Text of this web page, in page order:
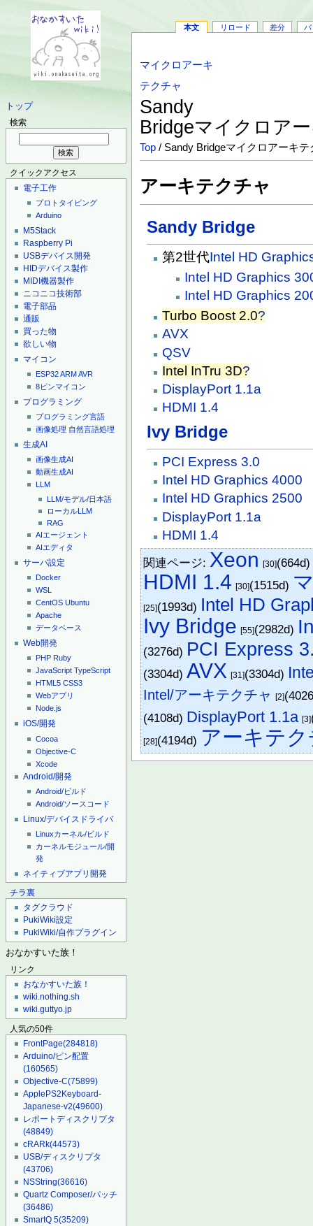
トップ
検索
クイックアクセス
電子工作
プロトタイピング
Arduino
M5Stack
Raspberry Pi
USBデバイス開発
HIDデバイス製作
MIDI機器製作
ニコニコ技術部
電子部品
通販
買った物
欲しい物
マイコン
ESP32ARMAVR
8ピンマイコン
プログラミング
プログラミング言語
画像処理 自然言語処理
生成AI
画像生成AI
動画生成AI
LLM
LLM/モデル/日本語
ローカルLLM
RAG
AIエージェント
AIエディタ
サーバ設定
Docker
WSL
CentOS Ubuntu
Apache
データベース
Web開発
PHP Ruby
JavaScript TypeScript
HTML5 CSS3
Webアプリ
Node.js
iOS/開発
Cocoa
Objective-C
Xcode
Android/開発
Android/ビルド
Android/ソースコード
Linux/デバイスドライバ
Linuxカーネル/ビルド
カーネルモジュール/開
発
ネイティブアプリ開発
チラ裏
タグクラウド
PukiWiki設定
PukiWiki/自作プラグイン
おなかすいた族！
リンク
おなかすいた族！
wiki.nothing.sh
wiki.guttyo.jp
人気の50件
FrontPage(284818)
Arduino/ピン配置
(160565)
Objective-C(75899)
ApplePS2Keyboard-
Japanese-v2(49600)
レポートディスクリプタ
(48849)
cRARk(44573)
USB/ディスクリプタ
(43706)
NSString(36616)
Quartz Composer/パッチ
(36486)
SmartQ 5(35209)
本文 リロード 差分 バ
マイクロアーキ
テクチャ
Sandy
Bridgeマイクロア
Top / Sandy Bridgeマイクロアーキテ
アーキテクチャ
Sandy Bridge
第2世代Intel HD
Intel HD Graphics
Intel HD Graphics
Turbo Boost 2.0?
AVX
QSV
Intel InTru 3D?
DisplayPort 1.1a
HDMI 1.4
Ivy Bridge
PCI Express 3.0
Intel HD Graphics 4000
Intel HD Graphics 2500
DisplayPort 1.1a
HDMI 1.4
関連ページ: Xeon [30]
HDMI 1.4 [30](1515d)
[25](1993d) Intel HD
Ivy Bridge [55](2982d)
(3276d) PCI Express
(3304d)AVX [31](3304d)
Intel/アーキテクチャ [2]
(4108d) DisplayPort 1.1a [3]
[28](4194d) アーキテ